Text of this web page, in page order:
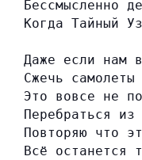
Бессмысленно
Когда Тайный
Даже если нам
Сжечь самолеты
Это вовсе не
Перебраться
Повторяю что
Всё останется